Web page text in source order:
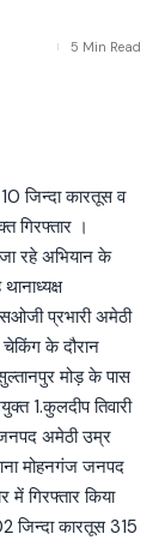
5 Min Read
जिन्दा कारतूस व
।
रहे अभियान के
प्रभारी अमेठी
चेकिंग के दौरान
मोड़ के पास
1.कुलदीप तिवारी
जनपद अमेठी उम्र
मोहनगंज जनपद
गिरफ्तार किया
जिन्दा कारतूस 315